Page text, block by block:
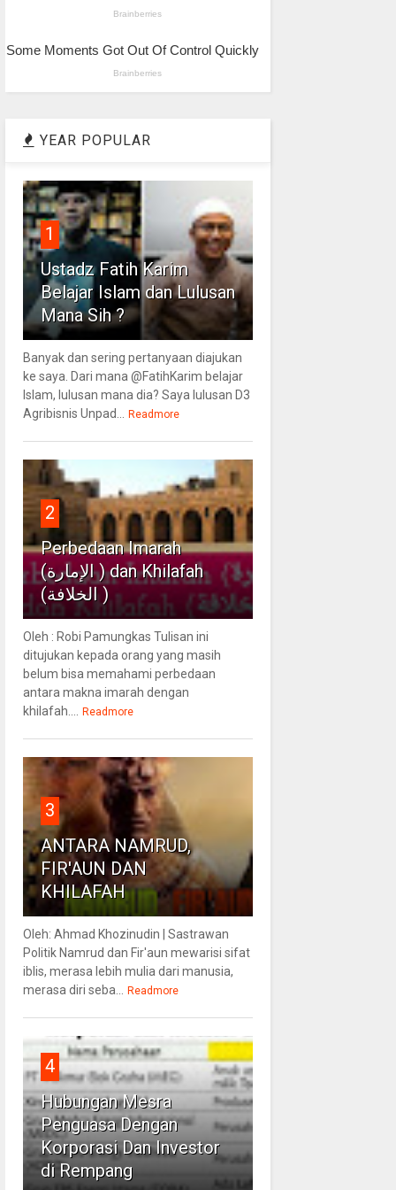
YEAR POPULAR
1
Ustadz Fatih Karim
Belajar Islam dan Lulusan
Mana Sih ?
Banyak dan sering pertanyaan diajukan
ke saya. Dari mana @FatihKarim belajar
Islam, lulusan mana dia? Saya lulusan D3
Agribisnis Unpad...
Readmore
2
Perbedaan Imarah
(الإمارة ) dan Khilafah
(الخلافة )
Oleh : Robi Pamungkas Tulisan ini
ditujukan kepada orang yang masih
belum bisa memahami perbedaan
antara makna imarah dengan
khilafah....
Readmore
3
ANTARA NAMRUD,
FIR'AUN DAN
KHILAFAH
Oleh: Ahmad Khozinudin | Sastrawan
Politik Namrud dan Fir'aun mewarisi sifat
iblis, merasa lebih mulia dari manusia,
merasa diri seba...
Readmore
4
Hubungan Mesra
Penguasa Dengan
Korporasi Dan Investor
di Rempang